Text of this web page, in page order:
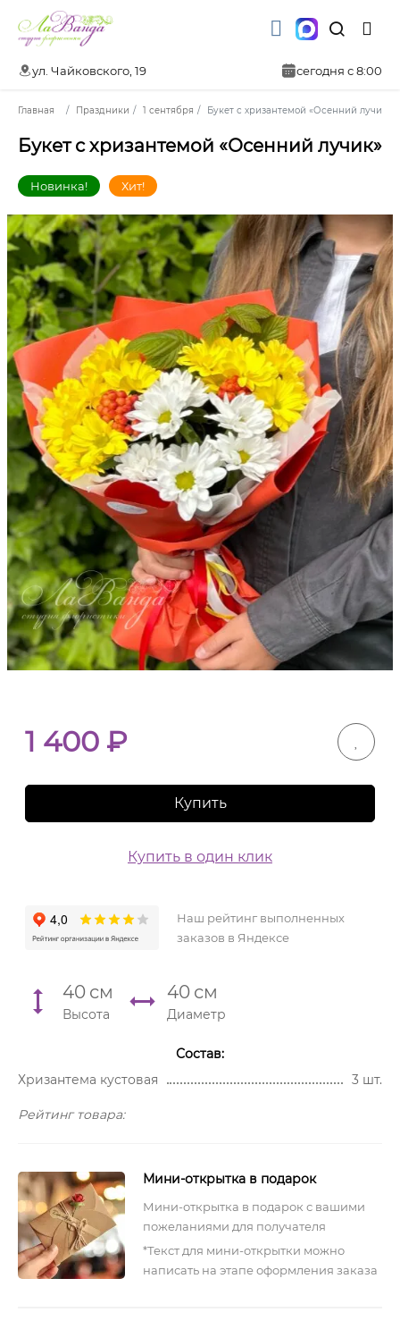
ул. Чайковского, 19 сегодня с 8:00
Главная Праздники 1 сентября Букет с хризантемой «Осенний лучик»
Букет с хризантемой «Осенний лучик»
Новинка! Хит!
1 400 ₽
Купить
Купить в один клик
Наш рейтинг выполненных
заказов в Яндексе
40 см
Высота
40 см
Диаметр
Состав:
Хризантема кустовая
3 шт.
Рейтинг товара:
Мини-открытка в подарок
Мини-открытка в подарок с вашими
пожеланиями для получателя
*Текст для мини-открытки можно
написать на этапе оформления заказа